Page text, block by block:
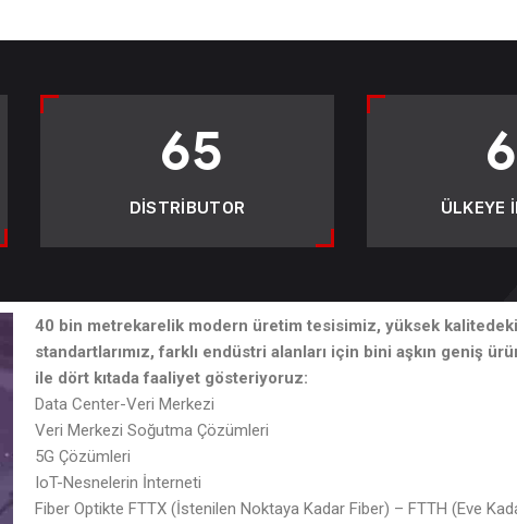
65
DISTRIBUTOR ÜLKEYE
40 bin metrekarelik modern üretim tesisimiz, yüksek
standartlarımız, farklı endüstri alanları için bini aşkın geniş
ile dört kıtada faaliyet gösteriyoruz:
Data Center-Veri Merkezi
Veri Merkezi Soğutma Çözümleri
5G Çözümleri
IoT-Nesnelerin İnterneti
Fiber Optikte FTTX (İstenilen Noktaya Kadar Fiber) – FTTH (Eve